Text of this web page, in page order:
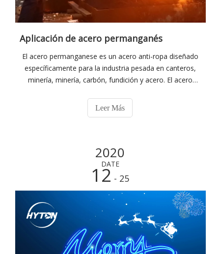
Aplicación de acero permanganés
El acero permanganese es un acero anti-ropa diseñado
específicamente para la industria pesada en canteros,
minería, minería, carbón, fundición y acero. El acero
acuerdo con su uso: acero resistente al desgaste: este
tipo de acero contiene 10% a 15% de manganeso, alto
Leer Más
2020
DATE
12 - 25